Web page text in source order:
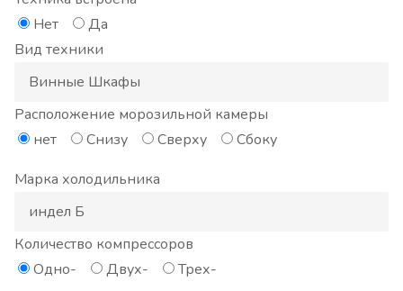
Нет
Да
Вид техники
Расположение морозильной камеры
нет
Снизу Сверху
Сбоку
Марка холодильника
Количество компрессоров
Одно-
Двух-
Трех-